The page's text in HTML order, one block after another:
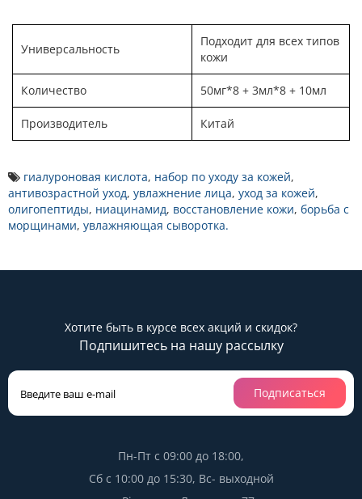
Универсальность
Подходит для всех типов
кожи
Количество 50мг*8 + 3мл*8 + 10мл
Производитель Китай
гиалуроновая кислота, набор по уходу за кожей,
антивозрастной уход, увлажнение лица, уход за кожей,
олигопептиды, ниацинамид, восстановление кожи, борьба с
морщинами, увлажняющая сыворотка.
Хотите быть в курсе всех акций и скидок?
Подпишитесь на нашу рассылку
Подписаться
Пн-Пт с 09:00 до 18:00,
Сб с 10:00 до 15:30, Вс- выходной